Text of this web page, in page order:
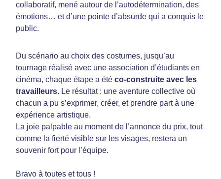
collaboratif, mené autour de l’autodétermination, des
émotions… et d’une pointe d’absurde qui a conquis le
public.
Du scénario au choix des costumes, jusqu’au
tournage réalisé avec une association d’étudiants en
cinéma, chaque étape a été co-construite avec les
travailleurs. Le résultat : une aventure collective où
chacun a pu s’exprimer, créer, et prendre part à une
expérience artistique.
La joie palpable au moment de l’annonce du prix, tout
comme la fierté visible sur les visages, restera un
souvenir fort pour l’équipe.
Bravo à toutes et tous !